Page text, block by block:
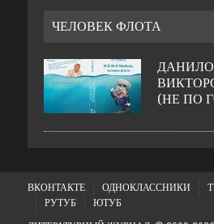
ЧЕЛОВЕК ФЛОТА
(НЕ ПО
ВКОНТАКТЕ ОДНОКЛАССНИКИ
РУТУБ
ЮТУБ